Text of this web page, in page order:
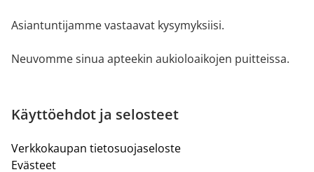
Asiantuntijamme vastaavat kysymyksiisi.
Neuvomme sinua apteekin aukioloaikojen puitteissa.
Käyttöehdot ja selosteet
Verkkokaupan tietosuojaseloste
Evästeet